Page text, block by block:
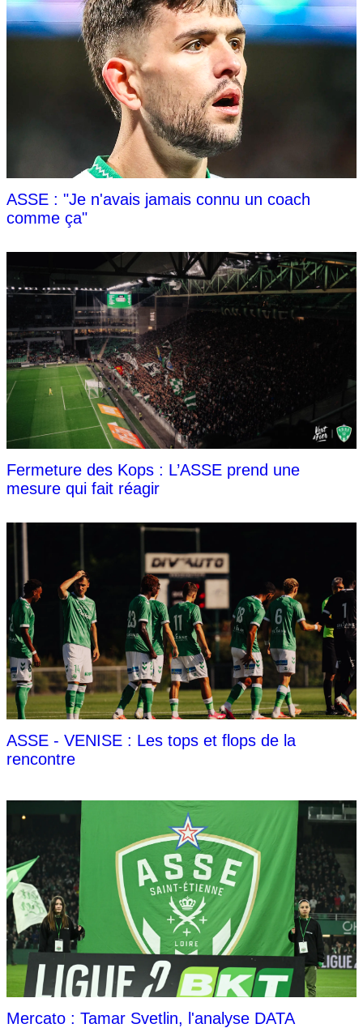
ASSE : "Je n'avais jamais connu un coach
comme ça"
Fermeture des Kops : L’ASSE prend une
mesure qui fait réagir
ASSE - VENISE : Les tops et flops de la
rencontre
Mercato : Tamar Svetlin, l'analyse DATA